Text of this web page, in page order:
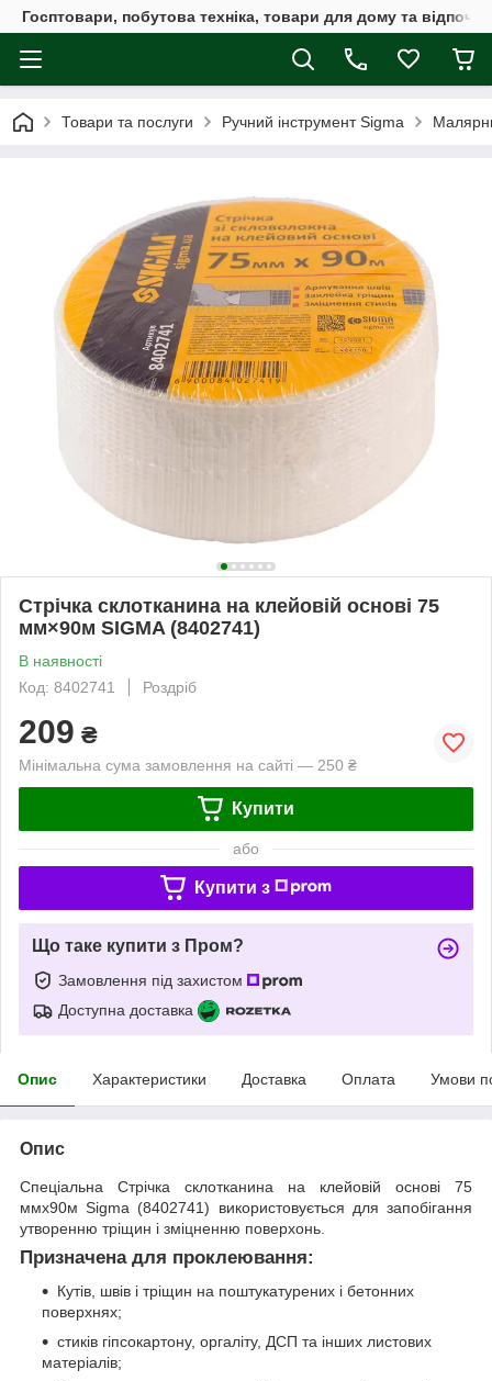
Госптовари, побутова техніка, товари для дому та
Товари та послуги Ручний інструмент Sigma
Стрічка склотканина на клейовій основі 75
мм×90м SIGMA (8402741)
В наявності
Код: 8402741
Роздріб
209 ₴
Мінімальна сума замовлення на сайті — 250 ₴
Купити
або
Купити з
Що таке купити з Пром?
Замовлення під захистом
Доступна доставка
Опис Характеристики Доставка Оплата Умови
Опис
Спеціальна Стрічка склотканина на клейовій основі 75
ммх90м Sigma (8402741) використовується для запобігання
утворенню тріщин і зміцненню поверхонь.
Призначена для проклеювання:
Кутів, швів і тріщин на поштукатурених і бетонних
поверхнях;
стиків гіпсокартону, оргаліту, ДСП та інших листових
матеріалів;